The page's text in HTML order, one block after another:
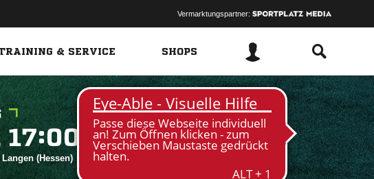
Vermarktungspartner:
& SERVICE SHOPS
 
(Hessen)